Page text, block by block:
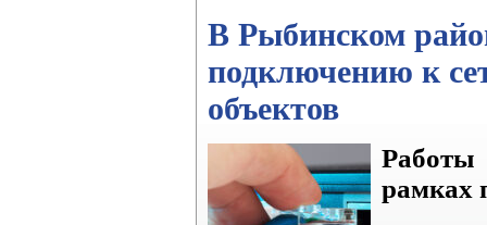
В Рыбинском
подключению к
объектов
Работы
рамках